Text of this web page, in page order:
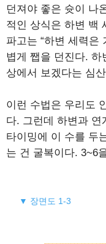
던져야 좋은 슛이 나
적인 상식은 하변 백
파고는 “하변 세력은
볍게 쨉을 던진다.
상에서 보겠다는 심
이런 수법은 우리도
다. 그런데 하변과 연
타이밍에 이 수를 두
는 건 굴복이다. 3~6
▼ 장면도 1-3